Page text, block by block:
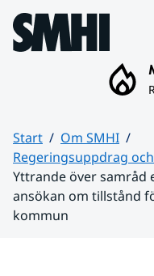
Hoppa till sidans innehåll
Start
Om SMHI
Regeringsuppdrag
Yttrande över samråd
ansökan om tillstånd
kommun